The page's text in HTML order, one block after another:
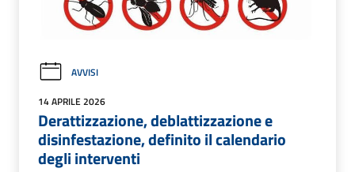
AVVISI
14 APRILE 2026
Derattizzazione, deblattizzazione e
disinfestazione, definito il calendario
degli interventi